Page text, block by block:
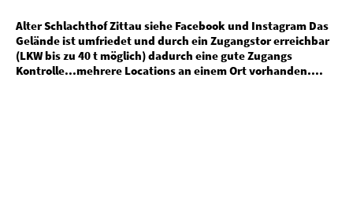
Alter Schlachthof Zittau siehe Facebook und Instagram Das
Gelände ist umfriedet und durch ein Zugangstor erreichbar
(LKW bis zu 40 t möglich) dadurch eine gute Zugangs
Kontrolle...mehrere Locations an einem Ort vorhanden....